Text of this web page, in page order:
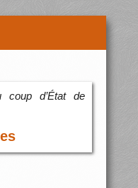
d’État de